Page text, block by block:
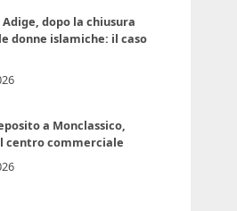
dopo la chiusura
donne islamiche: il caso
a Monclassico,
centro commerciale